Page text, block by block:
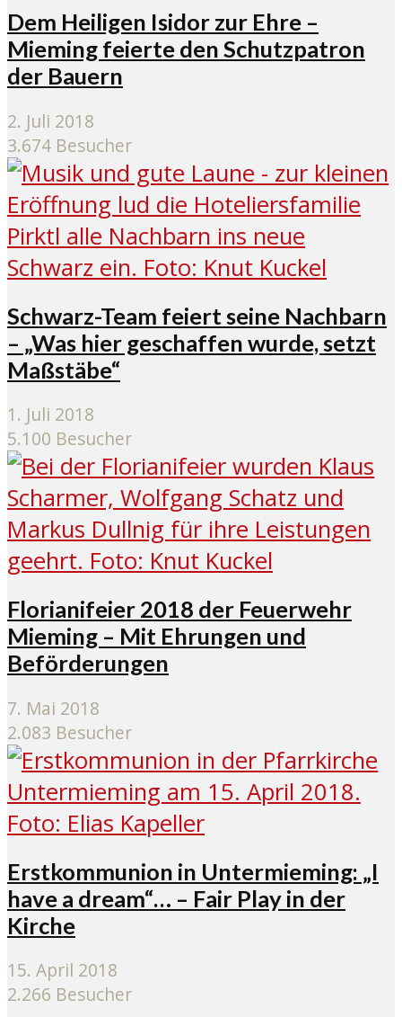
Dem Heiligen Isidor zur Ehre –
Mieming feierte den Schutzpatron
der Bauern
2. Juli 2018
3.674 Besucher
Schwarz-Team feiert seine Nachbarn
– „Was hier geschaffen wurde, setzt
Maßstäbe“
1. Juli 2018
5.100 Besucher
Florianifeier 2018 der Feuerwehr
Mieming – Mit Ehrungen und
Beförderungen
7. Mai 2018
2.083 Besucher
Erstkommunion in Untermieming: „I
have a dream“… – Fair Play in der
Kirche
15. April 2018
2.266 Besucher